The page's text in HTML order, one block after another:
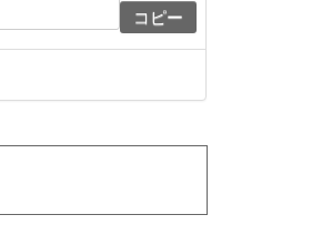
コピー